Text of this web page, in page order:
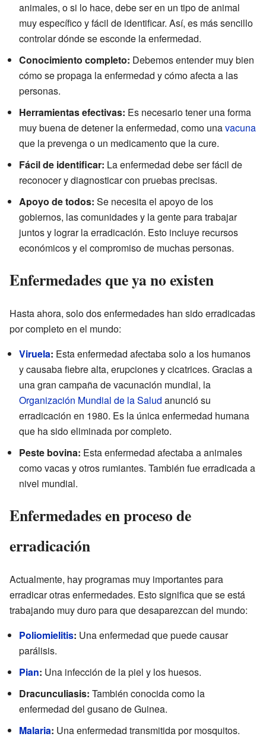
animales, o si lo hace, debe ser en un tipo de animal
muy específico y fácil de identificar. Así, es más sencillo
controlar dónde se esconde la enfermedad.
Conocimiento completo: Debemos entender muy bien
cómo se propaga la enfermedad y cómo afecta a las
personas.
Herramientas efectivas: Es necesario tener una forma
muy buena de detener la enfermedad, como unavacuna
que la prevenga o un medicamento que la cure.
Fácil de identificar: La enfermedad debe ser fácil de
reconocer y diagnosticar con pruebas precisas.
Apoyo de todos: Se necesita el apoyo de los
gobiernos, las comunidades y la gente para trabajar
juntos y lograr la erradicación. Esto incluye recursos
económicos y el compromiso de muchas personas.
Enfermedades que ya no existen
Hasta ahora, solo dos enfermedades han sido erradicadas
por completo en el mundo:
Viruela: Esta enfermedad afectaba solo a los humanos
y causaba fiebre alta, erupciones y cicatrices. Gracias a
una gran campaña de vacunación mundial, la
Organización Mundial de la Salud anunció su
erradicación en 1980. Es la única enfermedad humana
que ha sido eliminada por completo.
Peste bovina: Esta enfermedad afectaba a animales
como vacas y otros rumiantes. También fue erradicada a
nivel mundial.
Enfermedades en proceso de
erradicación
Actualmente, hay programas muy importantes para
erradicar otras enfermedades. Esto significa que se está
trabajando muy duro para que desaparezcan del mundo:
Poliomielitis: Una enfermedad que puede causar
parálisis.
Pian: Una infección de la piel y los huesos.
Dracunculiasis: También conocida como la
enfermedad del gusano de Guinea.
Malaria: Una enfermedad transmitida por mosquitos.